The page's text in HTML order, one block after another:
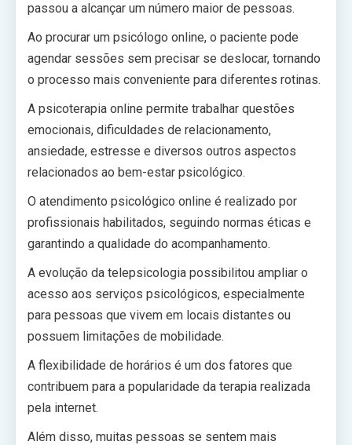
passou a alcançar um número maior de pessoas.
Ao procurar um psicólogo online, o paciente pode
agendar sessões sem precisar se deslocar, tornando
o processo mais conveniente para diferentes rotinas.
A psicoterapia online permite trabalhar questões
emocionais, dificuldades de relacionamento,
ansiedade, estresse e diversos outros aspectos
relacionados ao bem-estar psicológico.
O atendimento psicológico online é realizado por
profissionais habilitados, seguindo normas éticas e
garantindo a qualidade do acompanhamento.
A evolução da telepsicologia possibilitou ampliar o
acesso aos serviços psicológicos, especialmente
para pessoas que vivem em locais distantes ou
possuem limitações de mobilidade.
A flexibilidade de horários é um dos fatores que
contribuem para a popularidade da terapia realizada
pela internet.
Além disso, muitas pessoas se sentem mais